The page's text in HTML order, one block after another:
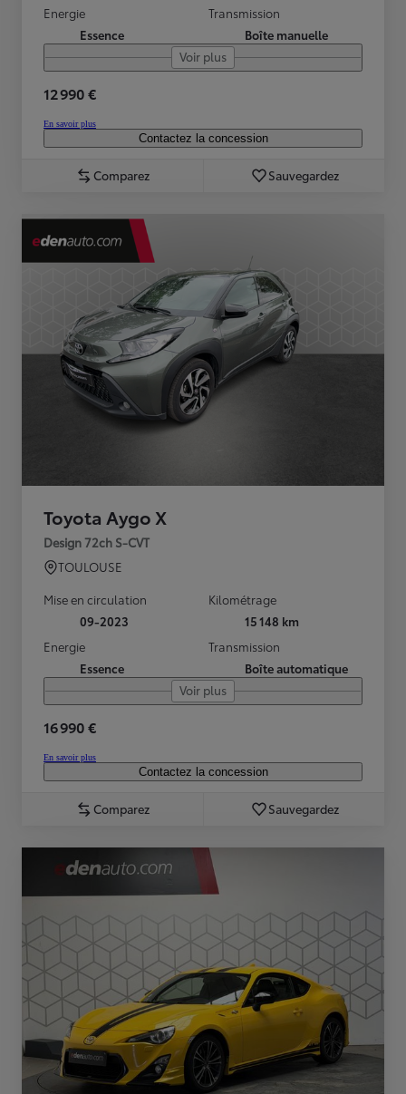
Energie
Essence
Transmission
Boîte manuelle
Voir plus
12 990 €
En savoir plus
Contactez la concession
Comparez Sauvegardez
Toyota Aygo X
Design 72ch S-CVT
TOULOUSE
Mise en circulation
09-2023
Kilométrage
15 148 km
Energie
Essence
Transmission
Boîte automatique
Voir plus
16 990 €
En savoir plus
Contactez la concession
Comparez Sauvegardez